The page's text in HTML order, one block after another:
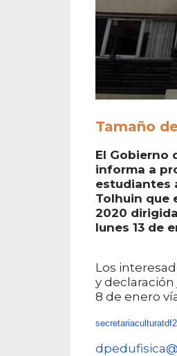
Tamaño
El Gobierno
informa a
estudiantes
Tolhuin que
2020
lunes 13 de
Los
y
8 de enero